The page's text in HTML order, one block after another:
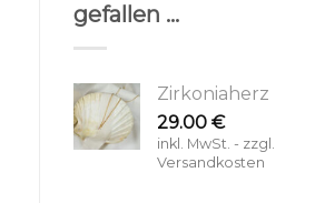
gefallen …
Zirkoniaherz
29.00 €
inkl. MwSt. - zzgl.
Versandkosten